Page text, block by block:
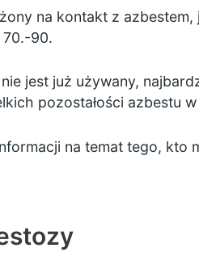
na kontakt z
70.-90.
jest już używany,
pozostałości azbestu
na temat tego, kto